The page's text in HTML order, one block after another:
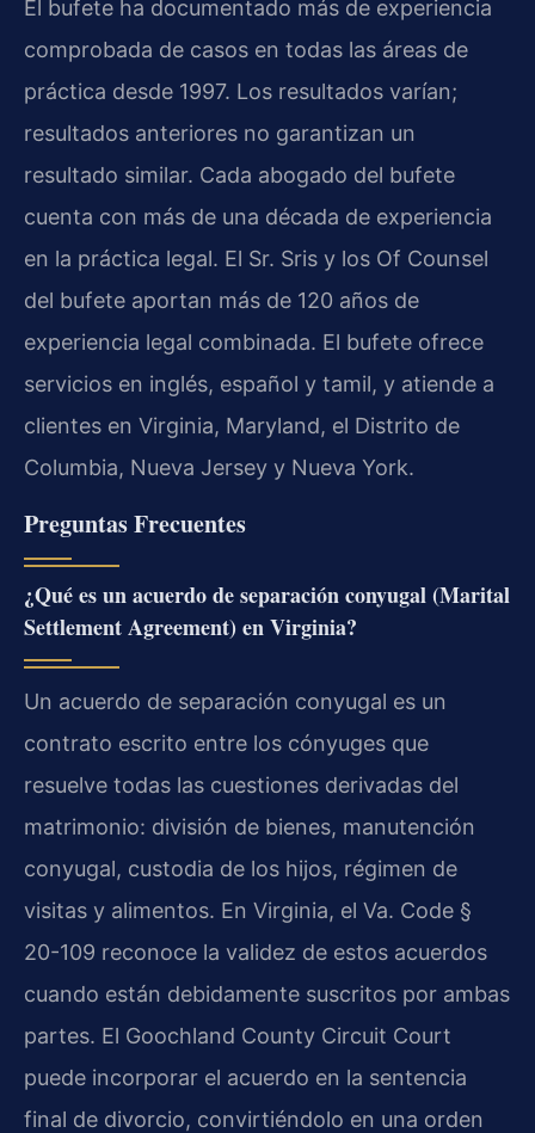
El bufete ha documentado más de experiencia
comprobada de casos en todas las áreas de
práctica desde 1997. Los resultados varían;
resultados anteriores no garantizan un
resultado similar. Cada abogado del bufete
cuenta con más de una década de experiencia
en la práctica legal. El Sr. Sris y los Of Counsel
del bufete aportan más de 120 años de
experiencia legal combinada. El bufete ofrece
servicios en inglés, español y tamil, y atiende a
clientes en Virginia, Maryland, el Distrito de
Columbia, Nueva Jersey y Nueva York.
Preguntas Frecuentes
¿Qué es un acuerdo de separación conyugal (Marital
Settlement Agreement) en Virginia?
Un acuerdo de separación conyugal es un
contrato escrito entre los cónyuges que
resuelve todas las cuestiones derivadas del
matrimonio: división de bienes, manutención
conyugal, custodia de los hijos, régimen de
visitas y alimentos. En Virginia, el Va. Code §
20-109 reconoce la validez de estos acuerdos
cuando están debidamente suscritos por ambas
partes. El Goochland County Circuit Court
puede incorporar el acuerdo en la sentencia
final de divorcio, convirtiéndolo en una orden